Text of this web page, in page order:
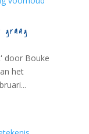
door Bouke
het